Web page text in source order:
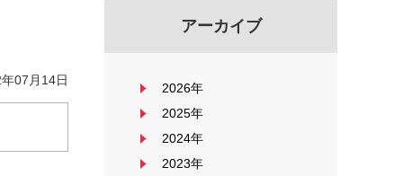
07月14日
アーカイブ
2026年
2025年
2024年
2023年